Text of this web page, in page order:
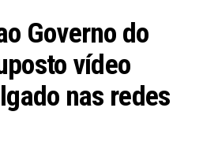
Governo do
vídeo
nas redes